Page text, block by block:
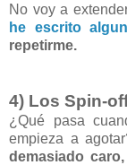
No voy a
he escrito
repetirme.
4) Los Spin-
¿Qué pasa
empieza a
demasiado